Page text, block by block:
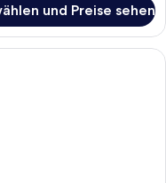
und Preise sehen
Hotelzimmer mit